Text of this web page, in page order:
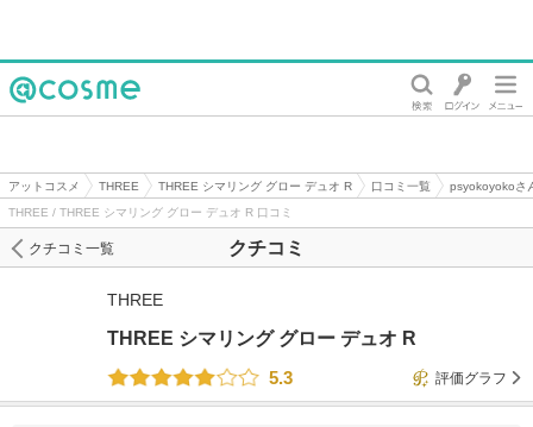
アットコスメ THREE THREE シマリング グロー デュオ R 口コミ一覧
psyokoyokoさ
THREE / THREE シマリング グロー デュオ R 口コミ
クチコミ
クチコミ一覧
THREE
THREE シマリング グロー デュオ R
5.3
評価グラフ